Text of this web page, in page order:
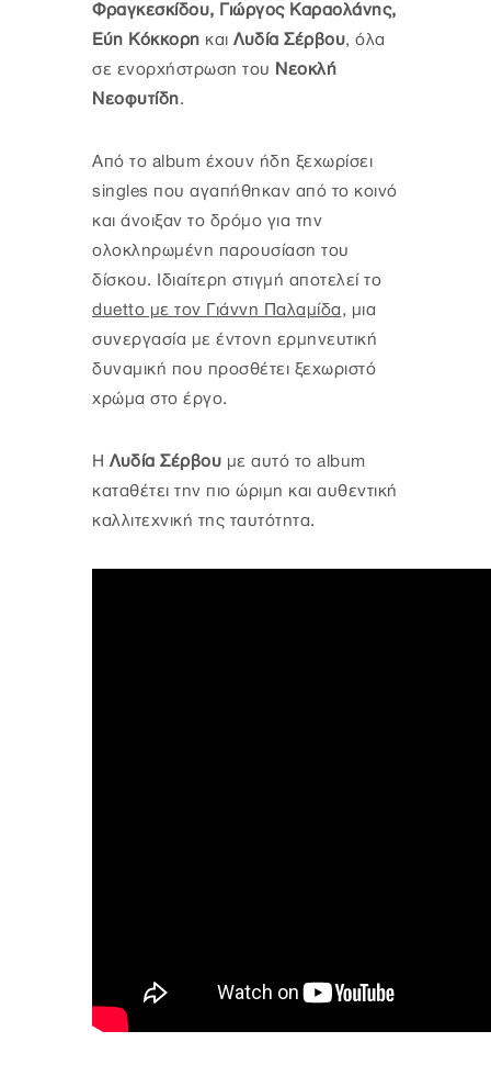
Φραγκεσκίδου, Γιώργος Καραολάνης,
Εύη Κόκκορη και Λυδία Σέρβου, όλα
σε ενορχήστρωση του Νεοκλή
Νεοφυτίδη.
Από το album έχουν ήδη ξεχωρίσει
singles που αγαπήθηκαν από το κοινό
και άνοιξαν το δρόμο για την
ολοκληρωμένη παρουσίαση του
δίσκου. Ιδιαίτερη στιγμή αποτελεί το
duetto με τον Γιάννη Παλαμίδα, μια
συνεργασία με έντονη ερμηνευτική
δυναμική που προσθέτει ξεχωριστό
χρώμα στο έργο.
Η Λυδία Σέρβου με αυτό το album
καταθέτει την πιο ώριμη και αυθεντική
καλλιτεχνική της ταυτότητα.